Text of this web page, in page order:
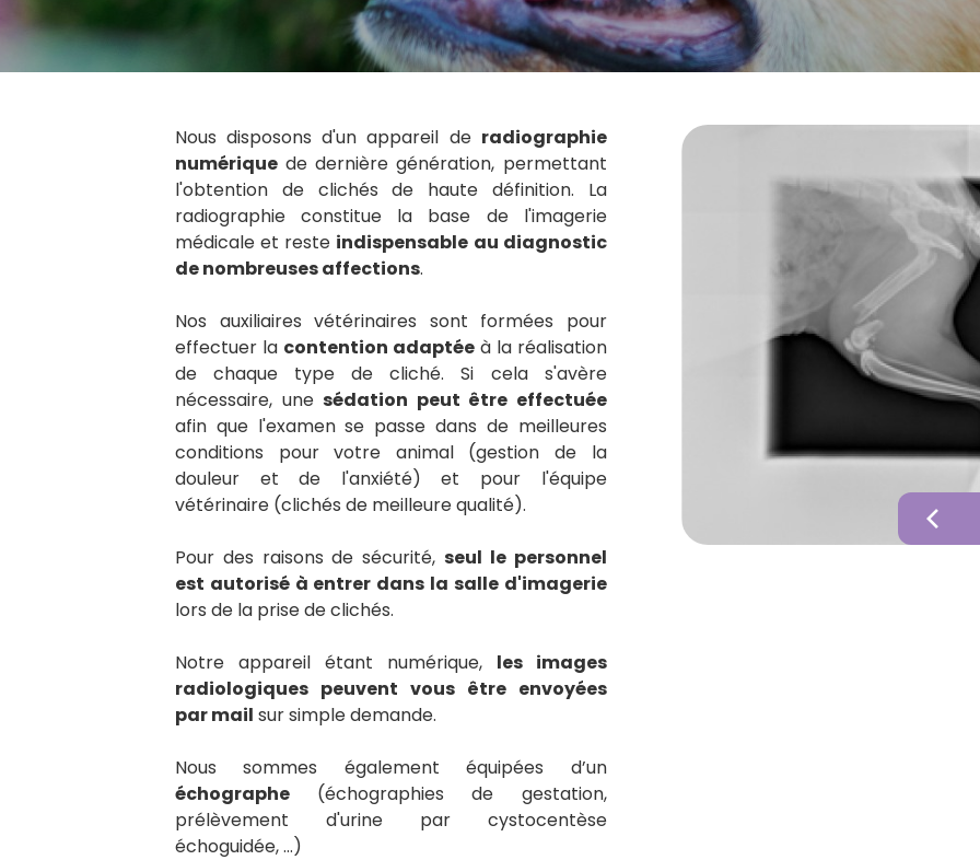
Nous disposons d'un appareil de radiographie
numérique de dernière génération, permettant
l'obtention de clichés de haute définition. La
radiographie constitue la base de l'imagerie
médicale et reste indispensable au diagnostic
de nombreuses affections.
Nos auxiliaires vétérinaires sont formées pour
effectuer la contention adaptéeà la réalisation
de chaque type de cliché. Si cela s'avère
nécessaire, unesédation peut être effectuée
afin que l'examen se passe dans de meilleures
conditions pour votre animal (gestion de la
douleur et de l'anxiété) et pour l'équipe
vétérinaire (clichés de meilleure qualité).
Pour des raisons de sécurité,seul le personnel
est autorisé à entrer dans la salle d'imagerie
lors de la prise de clichés.
Notre appareil étant numérique, les images
radiologiques peuvent vous être envoyées
par mail sur simple demande.
Nous sommes également équipées d’un
échographe (échographies de gestation,
prélèvement d'urine par cystocentèse
échoguidée, ...)
chevron_left